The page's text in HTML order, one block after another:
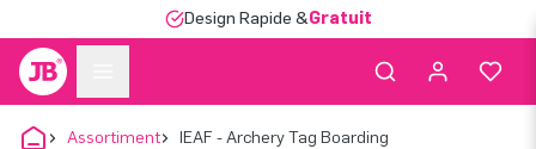
Design Rapide &Gratuit
Assortiment IEAF - Archery Tag Boarding